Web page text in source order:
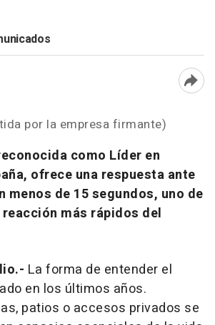
por la empresa firmante)
como Líder en
ofrece una respuesta ante
menos de 15 segundos, uno de
más rápidos del
La forma de entender el
en los últimos años.
patios o accesos privados se